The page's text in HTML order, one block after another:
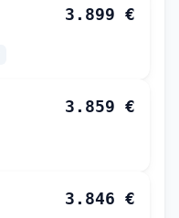
3.899 €
3.859 €
3.846 €